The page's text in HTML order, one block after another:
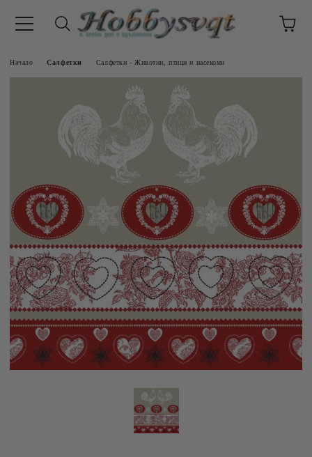
Начало Салфетки Салфетки - Животни, птици и насекоми